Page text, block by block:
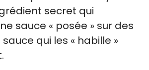
secret qui
sauce « posée » sur des
qui les « habille »